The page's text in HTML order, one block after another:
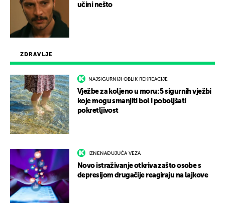
ZDRAVLJE
NAJSIGURNIJI OBLIK REKREACIJE
Vježbe za koljeno u moru: 5 sigurnih vježbi
koje mogu smanjiti bol i poboljšati
pokretljivost
IZNENAĐUJUĆA VEZA
Novo istraživanje otkriva zašto osobe s
depresijom drugačije reagiraju na lajkove
učini nešto